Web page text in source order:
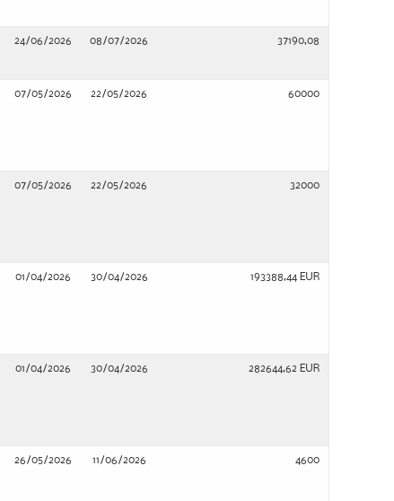
24/06/2026 08/07/2026 37190,08
07/05/2026 22/05/2026 60000
07/05/2026 22/05/2026 32000
01/04/2026 30/04/2026 193388,44 EUR
01/04/2026 30/04/2026 282644,62 EUR
26/05/2026 11/06/2026 4600